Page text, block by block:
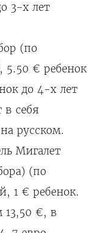
3-х лет
(по
€ ребенок
до 4-х лет
в себя
русском.
Мигалет
(по
1 € ребенок.
13,50 €, в